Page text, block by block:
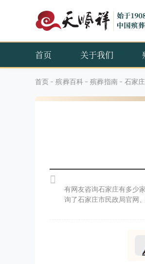
首页 关于我们
首页 殡葬百科 殡葬指南 石家
有网友咨询石家庄有多少
询了石家庄市民政局官网